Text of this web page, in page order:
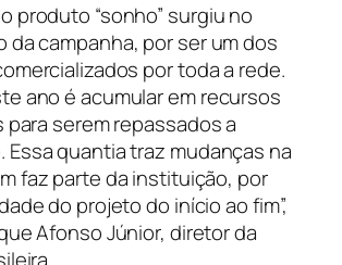
produto “sonho” surgiu no
da campanha, por ser um dos
por toda a rede.
ano é acumular em recursos
para serem repassados a
Essa quantia traz mudanças na
faz parte da instituição, por
do projeto do início ao fim”,
Afonso Júnior, diretor da